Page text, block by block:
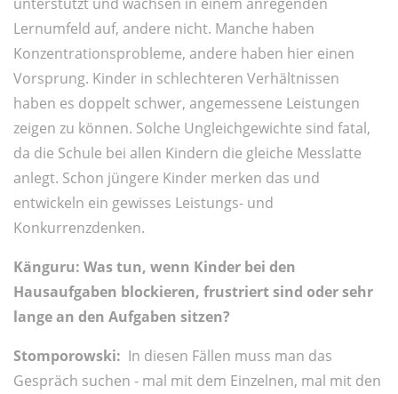
Lernumfeld auf, andere nicht. Manche haben
Konzentrationsprobleme, andere haben hier einen
Vorsprung. Kinder in schlechteren Verhältnissen
haben es doppelt schwer, angemessene Leistungen
zeigen zu können. Solche Ungleichgewichte sind fatal,
da die Schule bei allen Kindern die gleiche Messlatte
anlegt. Schon jüngere Kinder merken das und
entwickeln ein gewisses Leistungs- und
Konkurrenzdenken.
Känguru: Was tun, wenn Kinder bei den
Hausaufgaben blockieren, frustriert sind oder sehr
lange an den Aufgaben sitzen?
Stomporowski: In diesen Fällen muss man das
Gespräch suchen - mal mit dem Einzelnen, mal mit den